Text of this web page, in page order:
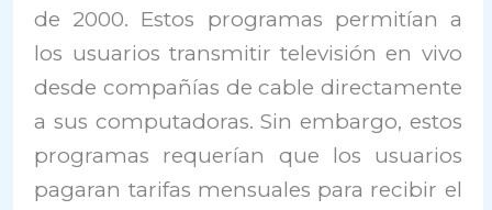
de 2000. Estos programas permitían a
los usuarios transmitir televisión en vivo
desde compañías de cable directamente
a sus computadoras. Sin embargo, estos
programas requerían que los usuarios
pagaran tarifas mensuales para recibir el